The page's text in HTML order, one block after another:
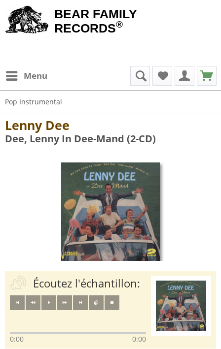
BEAR FAMILY
RECORDS®
Menu
Pop Instrumental
Lenny Dee
Dee, Lenny In Dee-Mand (2-CD)
Écoutez l'échantillon:
0:00 0:00